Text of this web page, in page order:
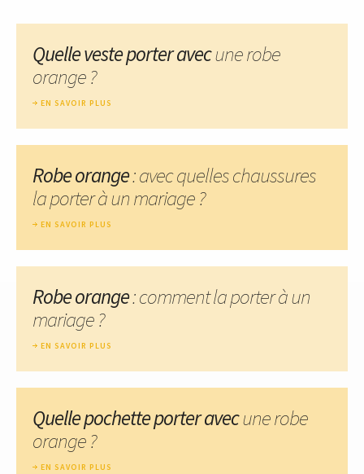
Quelle veste porter avecune robe
orange ?
EN SAVOIR PLUS
Robe orange: avec quelles chaussures
la porter à un mariage ?
EN SAVOIR PLUS
Robe orange: comment la porter à un
mariage ?
EN SAVOIR PLUS
Quelle pochette porter avecune robe
orange ?
EN SAVOIR PLUS